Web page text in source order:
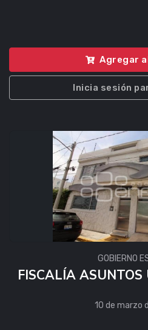
Agregar
Inicia sesión
GOBIERNO
FISCALÍA ASUNTOS
10 de marzo